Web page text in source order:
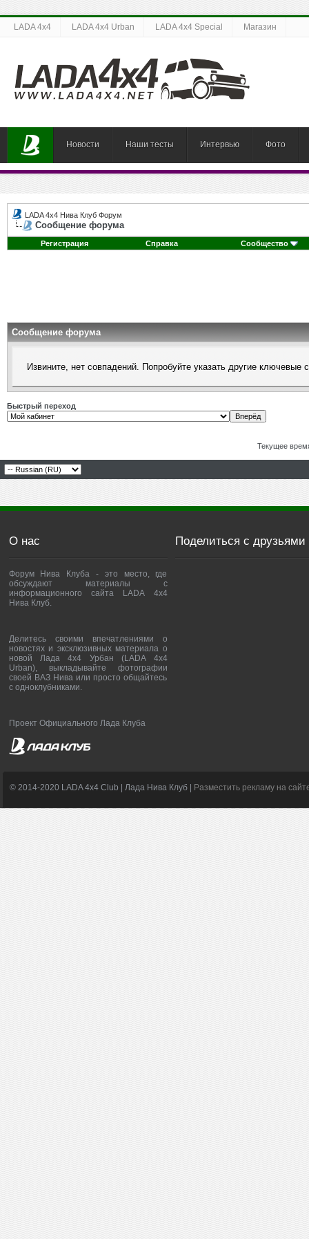
LADA 4x4 LADA 4x4 Urban LADA 4x4 Special Магазин
Новости Наши тесты Интервью Фото
LADA 4x4 Нива Клуб Форум
Сообщение форума
Регистрация Справка Сообщество
Сообщение форума
Извините, нет совпадений. Попробуйте указать другие ключевые
Быстрый переход
Текущее
О нас
Форум Нива Клуба - это место, где
обсуждают материалы с
информационного сайта LADA 4x4
Нива Клуб.
Делитесь своими впечатлениями о
новостях и эксклюзивных материала о
новой Лада 4х4 Урбан (LADA 4x4
Urban), выкладывайте фотографии
своей ВАЗ Нива или просто общайтесь
с одноклубниками.
Проект Официального Лада Клуба
Поделиться с друзьями
© 2014-2020 LADA 4x4 Club | Лада Нива Клуб | Разместить рекламу на